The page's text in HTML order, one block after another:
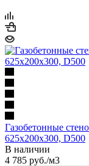
Газобетонные
625х200х300, D500
В наличии
4 785 руб./м3